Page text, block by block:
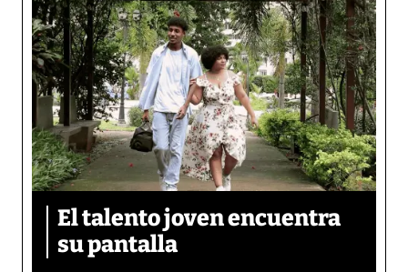
El talento joven encuentra
su pantalla​